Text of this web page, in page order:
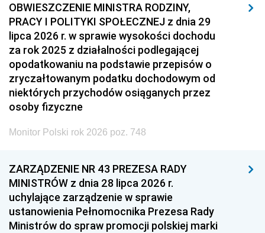
OBWIESZCZENIE MINISTRA RODZINY,
PRACY I POLITYKI SPOŁECZNEJ z dnia 29
lipca 2026 r. w sprawie wysokości dochodu
za rok 2025 z działalności podlegającej
opodatkowaniu na podstawie przepisów o
zryczałtowanym podatku dochodowym od
niektórych przychodów osiąganych przez
osoby fizyczne
Monitor Polski rok 2026 poz. 748
ZARZĄDZENIE NR 43 PREZESA RADY
MINISTRÓW z dnia 28 lipca 2026 r.
uchylające zarządzenie w sprawie
ustanowienia Pełnomocnika Prezesa Rady
Ministrów do spraw promocji polskiej marki